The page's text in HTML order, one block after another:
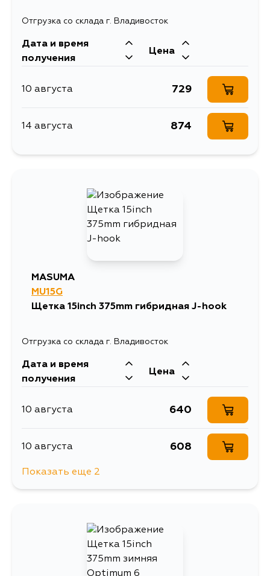
Отгрузка со склада г. Владивосток
Дата и время
получения
Цена
10 августа 729
14 августа 874
MASUMA
MU15G
Щетка 15inch 375mm гибридная J-hook
Отгрузка со склада г. Владивосток
Дата и время
получения
Цена
10 августа 640
10 августа 608
Показать еще 2